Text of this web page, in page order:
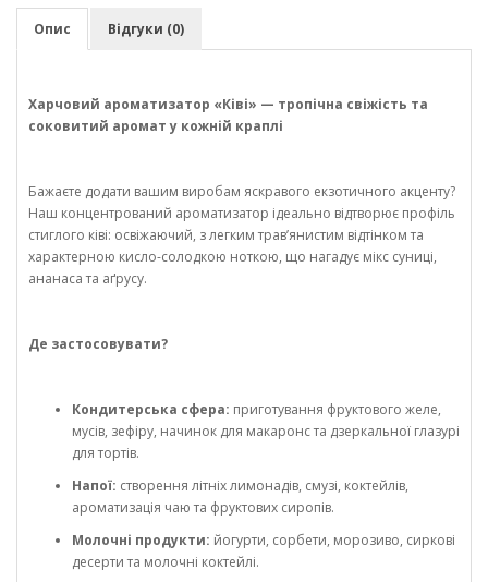
Опис Відгуки (0)
Харчовий ароматизатор «Ківі» — тропічна свіжість та
соковитий аромат у кожній краплі
Бажаєте додати вашим виробам яскравого екзотичного акценту?
Наш концентрований ароматизатор ідеально відтворює профіль
стиглого ківі: освіжаючий, з легким трав’янистим відтінком та
характерною кисло-солодкою ноткою, що нагадує мікс суниці,
ананаса та аґрусу.
Де застосовувати?
Кондитерська сфера: приготування фруктового желе,
мусів, зефіру, начинок для макаронс та дзеркальної глазурі
для тортів.
Напої: створення літніх лимонадів, смузі, коктейлів,
ароматизація чаю та фруктових сиропів.
Молочні продукти: йогурти, сорбети, морозиво, сиркові
десерти та молочні коктейлі.